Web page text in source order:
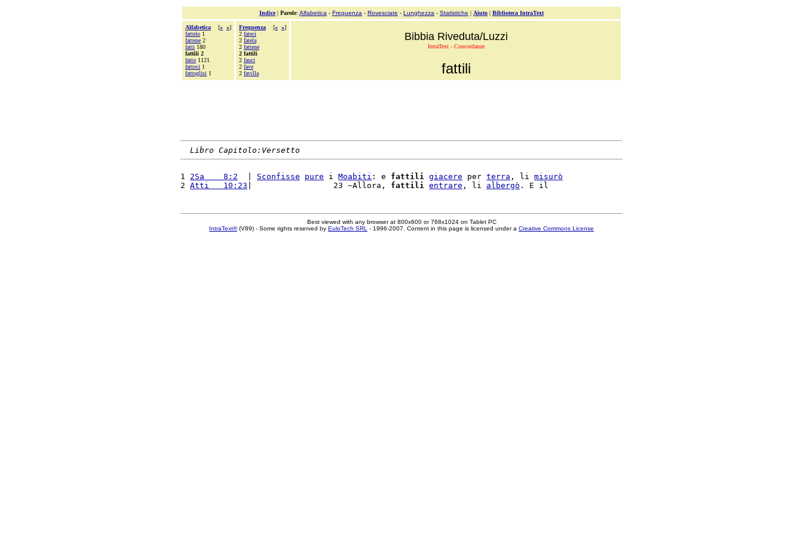
Indice| Parole: Alfabetica - Frequenza - Rovesciate - Lunghezza - Statistiche | Aiuto | Biblioteca IntraText
Alfabetica [« »]
fattelo 1
fattene 2
fatti 180
fattili 2
fatto 1121
fattoci 1
fattoglisi 1
Frequenza [« »]
2 fateci
2 fatela
2 fattene
2 fattili
2 fauci
2 fave
2 favilla
Bibbia Riveduta/Luzzi
IntraText - Concordanze
fattili
Libro Capitolo:Versetto
1 2Sa    8:2 Sconfisse pure i Moabiti : e fattili giacere per terra , li misurò
2 Atti   10:23 |                 23 ~Allora, fattili entrare , li albergò
Best viewed with any browser at 800x600 or 768x1024 on Tablet PC
IntraText®(V89) - Some rights reserved by EuloTech SRL - 1996-2007. Content in this page is licensed under a Creative Commons License